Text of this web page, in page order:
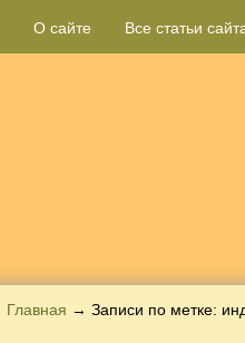
О сайте Все статьи
Главная → Записи по метке: